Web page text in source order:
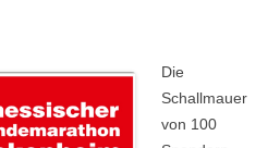
Die
Schallmauer
von 100